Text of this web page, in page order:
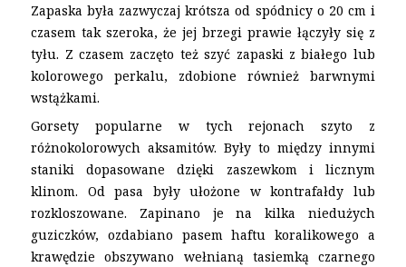
Zapaska była zazwyczaj krótsza od spódnicy o 20 cm i
czasem tak szeroka, że jej brzegi prawie łączyły się z
tyłu. Z czasem zaczęto też szyć zapaski z białego lub
kolorowego perkalu, zdobione również barwnymi
wstążkami.
Gorsety popularne w tych rejonach szyto z
różnokolorowych aksamitów. Były to między innymi
staniki dopasowane dzięki zaszewkom i licznym
klinom. Od pasa były ułożone w kontrafałdy lub
rozkloszowane. Zapinano je na kilka niedużych
guziczków, ozdabiano pasem haftu koralikowego a
krawędzie obszywano wełnianą tasiemką czarnego